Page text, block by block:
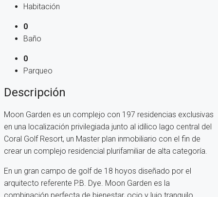
Habitación
0
Baño
0
Parqueo
Descripción
Moon Garden es un complejo con 197 residencias exclusivas
en una localización privilegiada junto al idílico lago central del
Coral Golf Resort, un Master plan inmobiliario con el fin de
crear un complejo residencial plurifamiliar de alta categoría.
En un gran campo de golf de 18 hoyos diseñado por el
arquitecto referente P.B. Dye. Moon Garden es la